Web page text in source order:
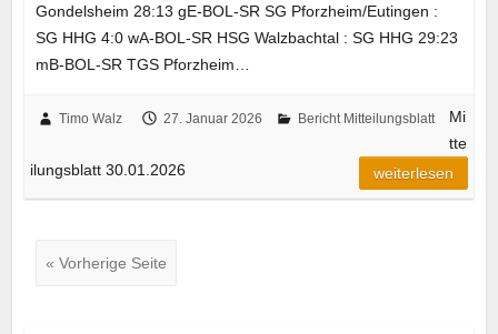
Gondelsheim 28:13 gE-BOL-SR SG Pforzheim/Eutingen :
SG HHG 4:0 wA-BOL-SR HSG Walzbachtal : SG HHG 29:23
mB-BOL-SR TGS Pforzheim…
Timo Walz 27. Januar 2026 Bericht Mitteilungsblatt
Mi
tte
ilungsblatt 30.01.2026
weiterlesen
« Vorherige Seite